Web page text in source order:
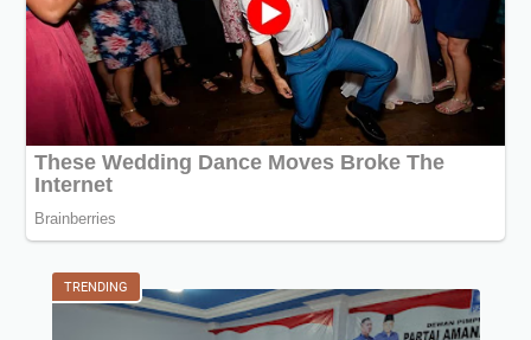
TRENDING